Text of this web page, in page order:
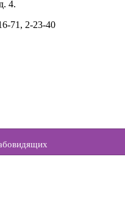
4.
71, 2-23-40